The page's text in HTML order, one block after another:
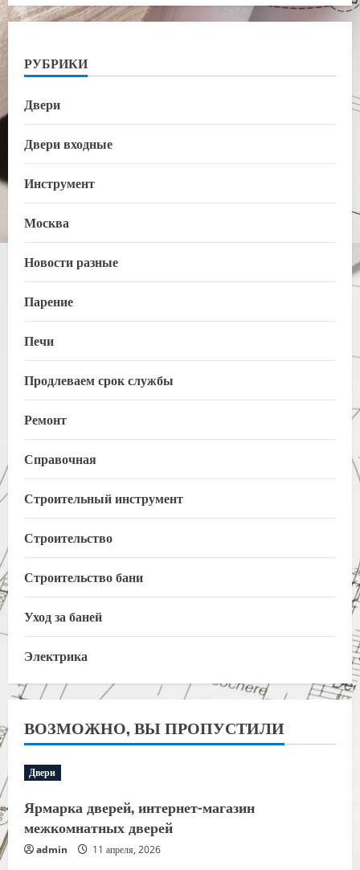
РУБРИКИ
Двери
Двери входные
Инструмент
Москва
Новости разные
Парение
Печи
Продлеваем срок службы
Ремонт
Справочная
Строительный инструмент
Строительство
Строительство бани
Уход за баней
Электрика
ВОЗМОЖНО, ВЫ ПРОПУСТИЛИ
Двери
Ярмарка дверей, интернет-магазин
межкомнатных дверей
admin 11 апреля, 2026